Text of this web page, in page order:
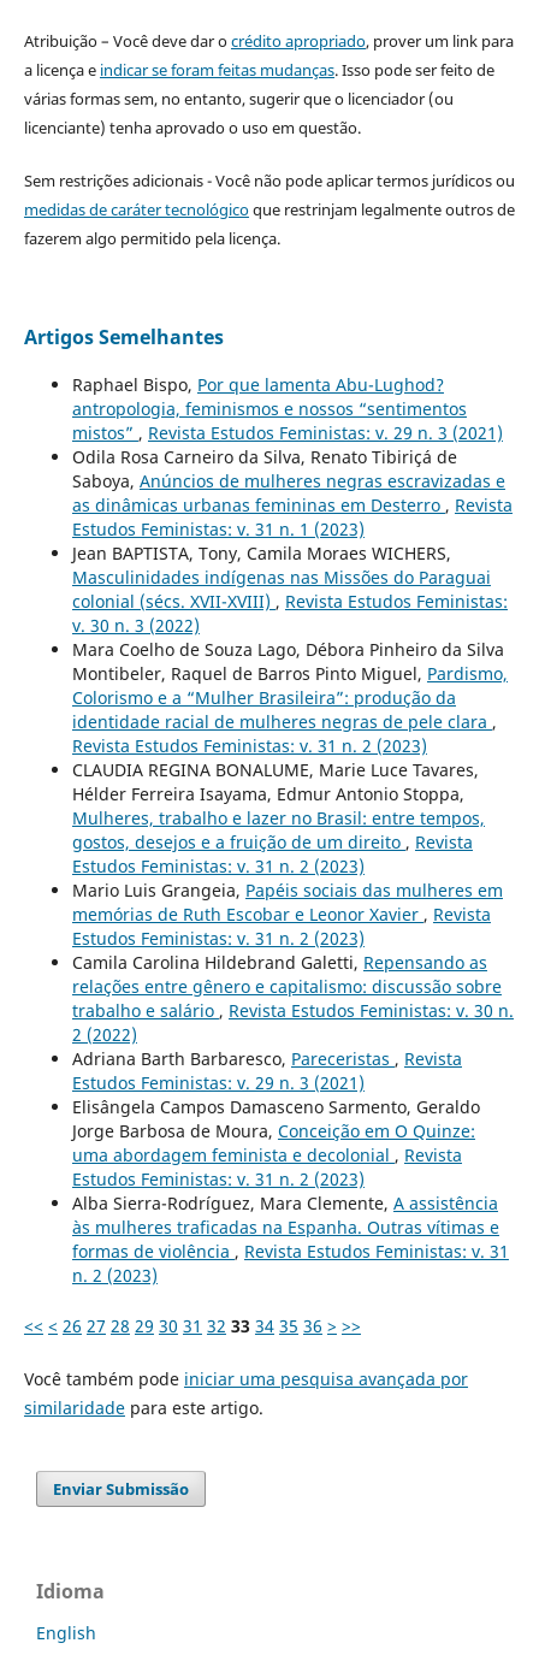
Atribuição – Você deve dar ocrédito apropriado, prover um link para
a licença e indicar se foram feitas mudanças. Isso pode ser feito de
várias formas sem, no entanto, sugerir que o licenciador (ou
licenciante) tenha aprovado o uso em questão.
Sem restrições adicionais - Você não pode aplicar termos jurídicos ou
medidas de caráter tecnológicoque restrinjam legalmente outros de
fazerem algo permitido pela licença.
Artigos Semelhantes
Raphael Bispo, Por que lamenta Abu-Lughod?
antropologia, feminismos e nossos “sentimentos
mistos” , Revista Estudos Feministas: v. 29 n. 3 (2021)
Odila Rosa Carneiro da Silva, Renato Tibiriçá de
Saboya, Anúncios de mulheres negras escravizadas e
as dinâmicas urbanas femininas em Desterro , Revista
Estudos Feministas: v. 31 n. 1 (2023)
Jean BAPTISTA, Tony, Camila Moraes WICHERS,
Masculinidades indígenas nas Missões do Paraguai
colonial (sécs. XVII-XVIII) , Revista Estudos Feministas:
v. 30 n. 3 (2022)
Mara Coelho de Souza Lago, Débora Pinheiro da Silva
Montibeler, Raquel de Barros Pinto Miguel, Pardismo,
Colorismo e a “Mulher Brasileira”: produção da
identidade racial de mulheres negras de pele clara ,
Revista Estudos Feministas: v. 31 n. 2 (2023)
CLAUDIA REGINA BONALUME, Marie Luce Tavares,
Hélder Ferreira Isayama, Edmur Antonio Stoppa,
Mulheres, trabalho e lazer no Brasil: entre tempos,
gostos, desejos e a fruição de um direito , Revista
Estudos Feministas: v. 31 n. 2 (2023)
Mario Luis Grangeia, Papéis sociais das mulheres em
memórias de Ruth Escobar e Leonor Xavier , Revista
Estudos Feministas: v. 31 n. 2 (2023)
Camila Carolina Hildebrand Galetti, Repensando as
relações entre gênero e capitalismo: discussão sobre
trabalho e salário , Revista Estudos Feministas: v. 30 n.
2 (2022)
Adriana Barth Barbaresco, Pareceristas , Revista
Estudos Feministas: v. 29 n. 3 (2021)
Elisângela Campos Damasceno Sarmento, Geraldo
Jorge Barbosa de Moura, Conceição em O Quinze:
uma abordagem feminista e decolonial , Revista
Estudos Feministas: v. 31 n. 2 (2023)
Alba Sierra-Rodríguez, Mara Clemente, A assistência
às mulheres traficadas na Espanha. Outras vítimas e
formas de violência , Revista Estudos Feministas: v. 31
n. 2 (2023)
<< < 26 27 28 29 30 31 32 33 34 35 36 > >>
Você também pode iniciar uma pesquisa avançada por
similaridadepara este artigo.
Enviar Submissão
Idioma
English